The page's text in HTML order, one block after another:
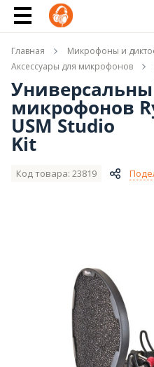
Имя
Телефон
Главная
Микрофоны и
Аксессуары для микрофонов
микрофонов
USM Studio
Kit
Код товара: 23819